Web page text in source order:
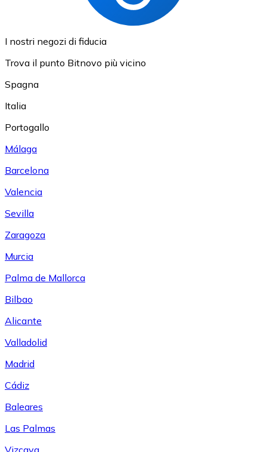
I nostri negozi di fiducia
Trova il punto Bitnovo più vicino
Spagna
Italia
Portogallo
Málaga
Barcelona
Valencia
Sevilla
Zaragoza
Murcia
Palma de Mallorca
Bilbao
Alicante
Valladolid
Madrid
Cádiz
Baleares
Las Palmas